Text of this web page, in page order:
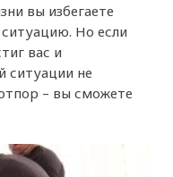
вы избегаете
Но если
вас и
ситуации не
– вы сможете